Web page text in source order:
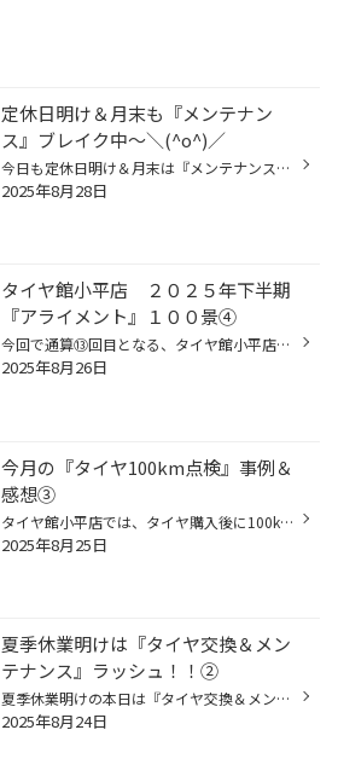
定休日明け＆月末も『メンテナン
ス』ブレイク中～＼(^o^)／
今日も定休日明け＆月末は『メンテナンス』ブレイク中～＼(^o^)／ 時期的に ”夏用のメンテナンス用品” が多くなっています(^_^)/ エアコン用品・添加剤・バッテリー 等々・・・ 例えば、エアコンフィルターを交換した場合のオプションとして・・・ ◆抗菌クリーン（車内消臭抗菌防カビ剤）￥3,300 ◆...
2025年8月28日
タイヤ館小平店 ２０２５年下半期
『アライメント』１００景④
今回で通算⑬回目となる、タイヤ館小平店恒例の人気企画？？？ 『アライメント』１００景シリーズの下半期がスタート(^_^)/ ２０２５年下半期④発目は・・・『スポーツ車』特集に決定～！！ では１０台を御紹介!(^^)! 少しだけ秋の気配を感じますな(>_<) ①台目 S2000 ②台目 WRX STI ③台目 スイフトSPO...
2025年8月26日
今月の『タイヤ100km点検』事例＆
感想③
タイヤ館小平店では、タイヤ購入後に100km程度走行したら最後の点検を行っています！！ これが通称『タイヤ100km点検』と言います(^_^)/ そしてその点検内容は・・・ ◆空気圧点検（空気圧のバラツキを修正） ◆トルク点検（ナット・ボルトの緩み確認） ◆タイヤワックス塗布（タイヤをキレイに清掃） ...
2025年8月25日
夏季休業明けは『タイヤ交換＆メン
テナンス』ラッシュ！！②
夏季休業明けの本日は『タイヤ交換＆メンテナンス』ラッシュでした～！！ ５日間休業でしたので、今日からまた全開で営業開始ですヨ～＼(^o^)／ お待たせしました～!(^^)! 皆様のご来店お待ちしておりま～す(^_^)/ ◆XV ✖ DUELER H/L850 225/45R18 98V ＆アライメント エアコンフィルター交換 ◆アウ...
2025年8月24日